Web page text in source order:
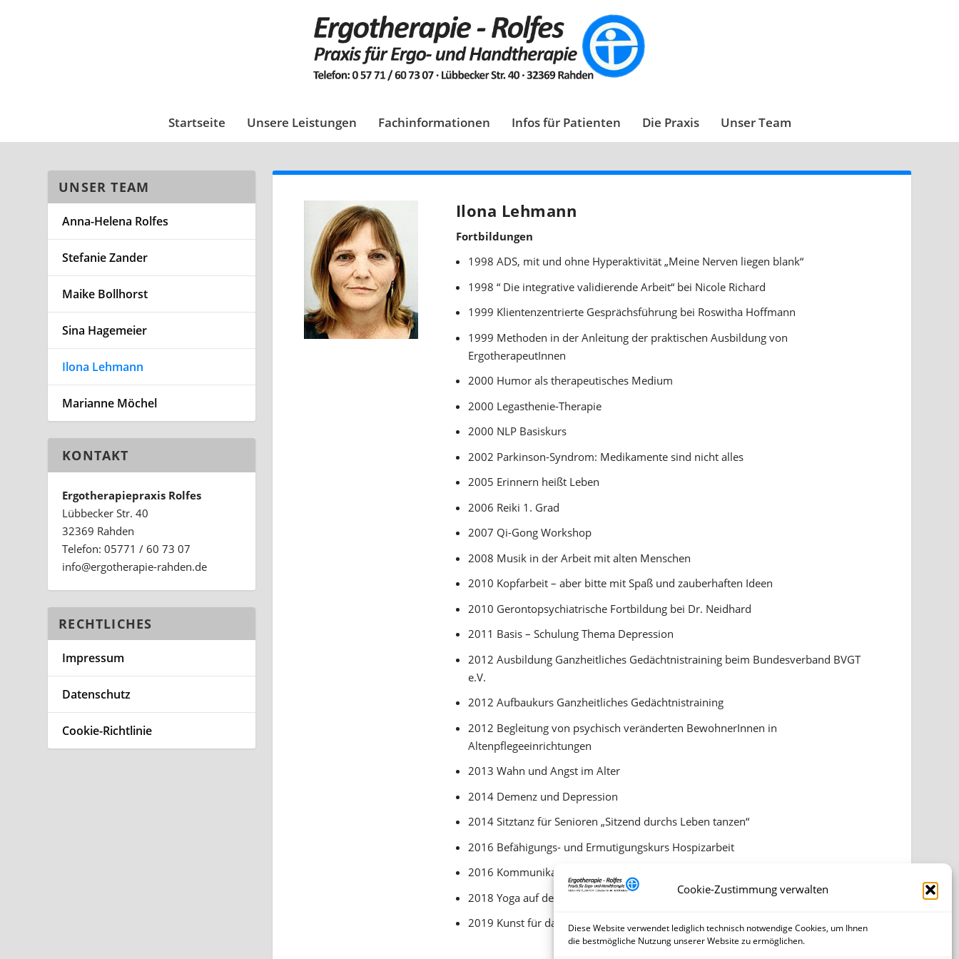
Cookie-Zustimmung verwalten
Diese Website verwendet lediglich technisch notwendige Cookies, um Ihnen
die bestmögliche Nutzung unserer Website zu ermöglichen.
Startseite Unsere Leistungen Fachinformationen Infos für Patienten Die Praxis Unser Team
Ilona Lehmann
Fortbildungen
1998 ADS, mit und ohne Hyperaktivität „Meine Nerven liegen blank“
1998 “ Die integrative validierende Arbeit“ bei Nicole Richard
1999 Klientenzentrierte Gesprächsführung bei Roswitha Hoffmann
1999 Methoden in der Anleitung der praktischen Ausbildung von
ErgotherapeutInnen
2000 Humor als therapeutisches Medium
2000 Legasthenie-Therapie
2000 NLP Basiskurs
2002 Parkinson-Syndrom: Medikamente sind nicht alles
2005 Erinnern heißt Leben
2006 Reiki 1. Grad
2007 Qi-Gong Workshop
2008 Musik in der Arbeit mit alten Menschen
2010 Kopfarbeit – aber bitte mit Spaß und zauberhaften Ideen
2010 Gerontopsychiatrische Fortbildung bei Dr. Neidhard
2011 Basis – Schulung Thema Depression
2012 Ausbildung Ganzheitliches Gedächtnistraining beim Bundesverband BVGT
e.V.
2012 Aufbaukurs Ganzheitliches Gedächtnistraining
2012 Begleitung von psychisch veränderten BewohnerInnen in
Altenpflegeeinrichtungen
2013 Wahn und Angst im Alter
2014 Demenz und Depression
2014 Sitztanz für Senioren „Sitzend durchs Leben tanzen“
2016 Befähigungs- und Ermutigungskurs Hospizarbeit
2016 Kommunikation mit Menschen mit Demenz
2018 Yoga auf dem Stuhl
2019 Kunst für das Gedächtnis
UNSER TEAM
Anna-Helena Rolfes
Stefanie Zander
Maike Bollhorst
Sina Hagemeier
Ilona Lehmann
Marianne Möchel
KONTAKT
Ergotherapiepraxis Rolfes
Lübbecker Str. 40
32369 Rahden
Telefon: 05771 / 60 73 07
ed.nedhar-eiparehtogre@ofni
RECHTLICHES
Impressum
Datenschutz
Cookie-Richtlinie